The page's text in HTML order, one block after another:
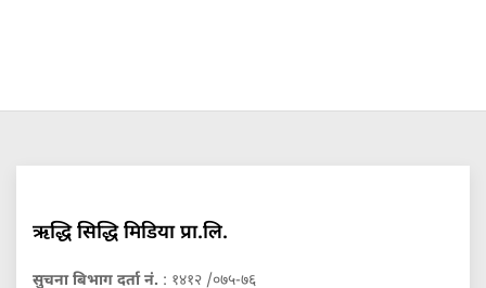
ऋद्धि सिद्धि मिडिया प्रा.लि.
सुचना बिभाग दर्ता नं. : १४१२ /०७५-७६